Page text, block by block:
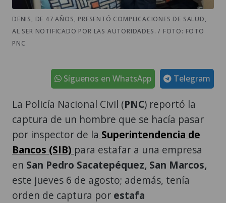
DENIS, DE 47 AÑOS, PRESENTÓ COMPLICACIONES DE SALUD,
AL SER NOTIFICADO POR LAS AUTORIDADES. / FOTO: FOTO
PNC
Telegram
Síguenos en WhatsApp
La Policía Nacional Civil (PNC) reportó la
captura de un hombre que se hacía pasar
por inspector de la Superintendencia de
Bancos (SIB) para estafar a una empresa
en San Pedro Sacatepéquez, San Marcos,
este jueves 6 de agosto; además, tenía
orden de captura por estafa